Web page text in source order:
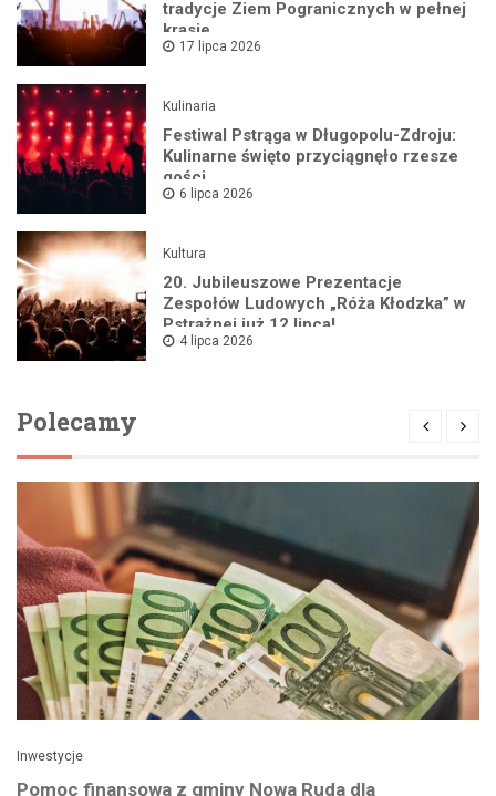
tradycje Ziem Pogranicznych w pełnej
krasie
17 lipca 2026
Kulinaria
Festiwal Pstrąga w Długopolu-Zdroju:
Kulinarne święto przyciągnęło rzesze
gości
6 lipca 2026
Kultura
20. Jubileuszowe Prezentacje
Zespołów Ludowych „Róża Kłodzka” w
Pstrążnej już 12 lipca!
4 lipca 2026
Polecamy
Inwestycje
Pomoc finansowa z gminy Nowa Ruda dla